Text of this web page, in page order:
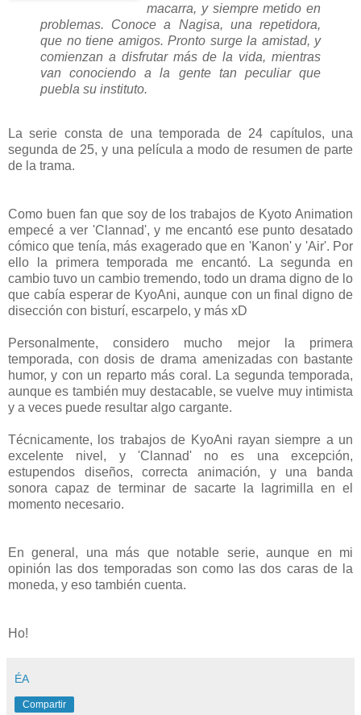
macarra, y siempre metido en
problemas. Conoce a Nagisa, una repetidora,
que no tiene amigos. Pronto surge la amistad, y
comienzan a disfrutar más de la vida, mientras
van conociendo a la gente tan peculiar que
puebla su instituto.
La serie consta de una temporada de 24 capítulos, una
segunda de 25, y una película a modo de resumen de parte
de la trama.
Como buen fan que soy de los trabajos de Kyoto Animation
empecé a ver 'Clannad', y me encantó ese punto desatado
cómico que tenía, más exagerado que en 'Kanon' y 'Air'. Por
ello la primera temporada me encantó. La segunda en
cambio tuvo un cambio tremendo, todo un drama digno de lo
que cabía esperar de KyoAni, aunque con un final digno de
disección con bisturí, escarpelo, y más xD
Personalmente, considero mucho mejor la primera
temporada, con dosis de drama amenizadas con bastante
humor, y con un reparto más coral. La segunda temporada,
aunque es también muy destacable, se vuelve muy intimista
y a veces puede resultar algo cargante.
Técnicamente, los trabajos de KyoAni rayan siempre a un
excelente nivel, y 'Clannad' no es una excepción,
estupendos diseños, correcta animación, y una banda
sonora capaz de terminar de sacarte la lagrimilla en el
momento necesario.
En general, una más que notable serie, aunque en mi
opinión las dos temporadas son como las dos caras de la
moneda, y eso también cuenta.
Ho!
ÉA
Compartir